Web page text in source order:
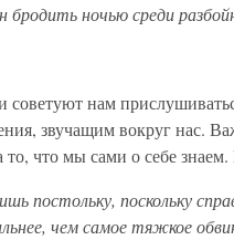
бродить ночью среди
нам
звучащим вокруг нас.
то, что мы сами о себе
постольку, поскольку
чем самое тяжкое